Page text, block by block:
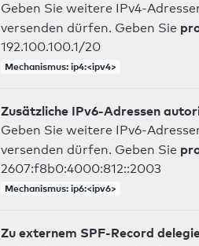
Geben Sie weitere IPv4-
versenden dürfen. Geben Sie
192.100.100.1/20
Mechanismus: ip4:<ipv4>
Zusätzliche IPv6-Adressen
Geben Sie weitere IPv6-
versenden dürfen. Geben Sie
2607:f8b0:4000:812::2003
Mechanismus: ip6:<ipv6>
Zu externem SPF-Record